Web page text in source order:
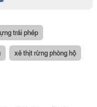
trái phép
xẻ thịt rừng phòng hộ